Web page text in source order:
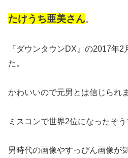
たけうち亜美さん。
『ダウンタウンDX』の2017年
た。
かわいいので元男とは信じられ
ミスコンで世界2位になったそう
男時代の画像やすっぴん画像が